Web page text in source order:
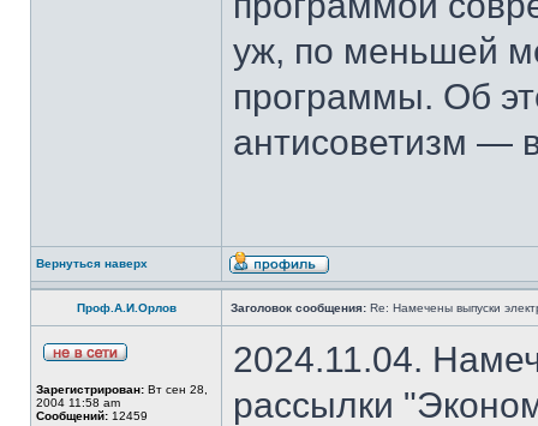
уж, по меньшей
программы. Об
антисоветизм —
Вернуться наверх
Проф.А.И.Орлов Заголовок сообщения: Re: Намечены выпуски
Зарегистрирован: Вт сен 28,
2004 11:58 am
Сообщений: 12459
2024.11.04.
рассылки